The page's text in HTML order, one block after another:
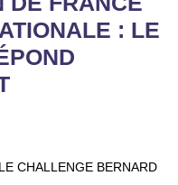
: LE